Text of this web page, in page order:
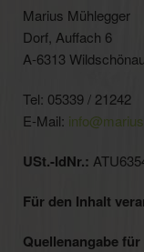
Marius Mühlegger
Dorf, Auffach 6
A-6313 Wildschönau
Tel: 05339 / 21242
E-Mail:
USt.-IdNr.:
Für den Inhalt
Quellenangabe